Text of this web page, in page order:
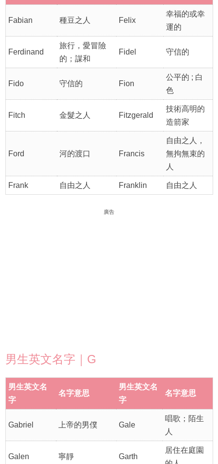
Fabian 種豆之人 Felix
幸福的或幸
運的
Ferdinand
旅行，愛冒險
的；謀和
Fidel 守信的
Fido 守信的 Fion
公平的 ; 白
色
Fitch 金髮之人 Fitzgerald
技術高明的
造箭家
Ford 河的渡口 Francis
自由之人，
無拘無束的
人
Frank 自由之人 Franklin 自由之人
廣告
男生英文名字｜G
男生英文名
字
名字意思
男生英文名
字
名字意思
Gabriel 上帝的男僕 Gale
唱歌；陌生
人
Galen 寧靜 Garth
居住在庭園